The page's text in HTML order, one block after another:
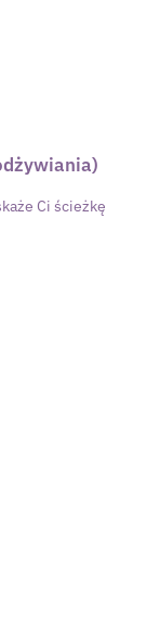
Ci ścieżkę